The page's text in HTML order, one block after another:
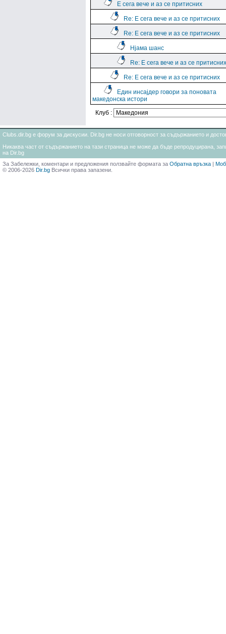
Е сега вече и аз се притисних
Re: Е сега вече и аз се притисних
Re: Е сега вече и аз се притисних
Нјама шанс
Re: Е сега вече и аз се притисних
Re: Е сега вече и аз се притисних
Един инсајдер говори за поновата
македонска истори
Клуб :
Clubs.dir.bg е форум за дискусии. Dir.bg не носи отговорност за съдържанието и
Никаква част от съдържанието на тази страница не може да бъде репродуцирана,
на Dir.bg
За Забележки, коментари и предложения ползвайте формата за Обратна връзка |
© 2006-2026 Dir.bg Всички права запазени.